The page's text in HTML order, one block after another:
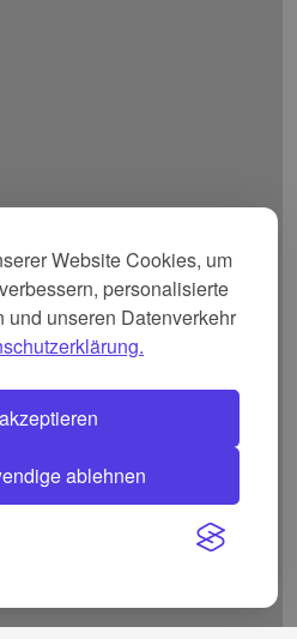
Website Cookies, um
personalisierte
und unseren Datenverkehr
ablehnen